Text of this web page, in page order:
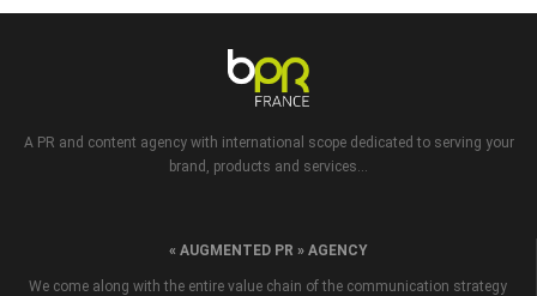
A PR and content agency with international scope dedicated to serving your
brand, products and services...
« AUGMENTED PR » AGENCY
We come along with the entire value chain of the communication strategy